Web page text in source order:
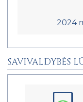
2024
SAVIVALDYBĖS